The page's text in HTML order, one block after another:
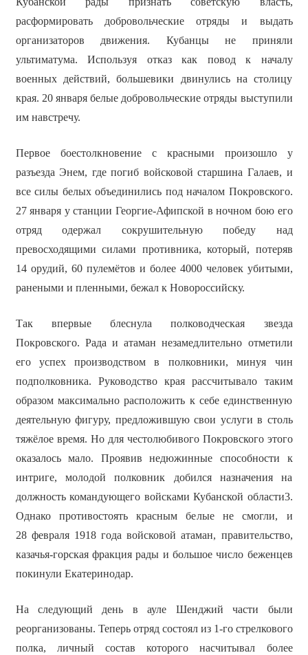
расформировать добровольческие отряды и выдать
организаторов движения. Кубанцы не приняли
ультиматума. Используя отказ как повод к началу
военных действий, большевики двинулись на столицу
края. 20 января белые добровольческие отряды выступили
им навстречу.
Первое боестолкновение с красными произошло у
разъезда Энем, где погиб войсковой старшина Галаев, и
все силы белых объединились под началом Покровского.
27 января у станции Георгие-Афипской в ночном бою его
отряд одержал сокрушительную победу над
превосходящими силами противника, который, потеряв
14 орудий, 60 пулемётов и более 4000 человек убитыми,
ранеными и пленными, бежал к Новороссийску.
Так впервые блеснула полководческая звезда
Покровского. Рада и атаман незамедлительно отметили
его успех производством в полковники, минуя чин
подполковника. Руководство края рассчитывало таким
образом максимально расположить к себе единственную
деятельную фигуру, предложившую свои услуги в столь
тяжёлое время. Но для честолюбивого Покровского этого
оказалось мало. Проявив недюжинные способности к
интриге, молодой полковник добился назначения на
должность командующего войсками Кубанской области3.
Однако противостоять красным белые не смогли, и
28 февраля 1918 года войсковой атаман, правительство,
казачья-горская фракция рады и большое число беженцев
покинули Екатеринодар.
На следующий день в ауле Шенджий части были
реорганизованы. Теперь отряд состоял из 1-го стрелкового
полка, личный состав которого насчитывал более